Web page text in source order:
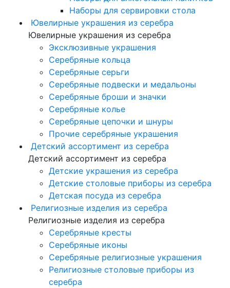
Наборы для сервировки стола
Ювелирные украшения из серебра
Ювелирные украшения из серебра
Эксклюзивные украшения
Серебряные кольца
Серебряные серьги
Серебряные подвески и медальоны
Серебряные броши и значки
Серебряные колье
Серебряные цепочки и шнуры
Прочие серебряные украшения
Детский ассортимент из серебра
Детский ассортимент из серебра
Детские украшения из серебра
Детские столовые приборы из серебра
Детская посуда из серебра
Религиозные изделия из серебра
Религиозные изделия из серебра
Серебряные кресты
Серебряные иконы
Серебряные религиозные украшения
Религиозные столовые приборы из
серебра